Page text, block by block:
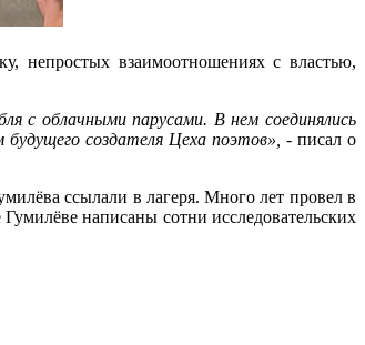
непростых взаимоотношениях с властью,
с облачными парусами. В нем соединялись
создателя Цеха поэтов», - писал о
ссылали в лагеря. Много лет провел в
написаны сотни исследовательских